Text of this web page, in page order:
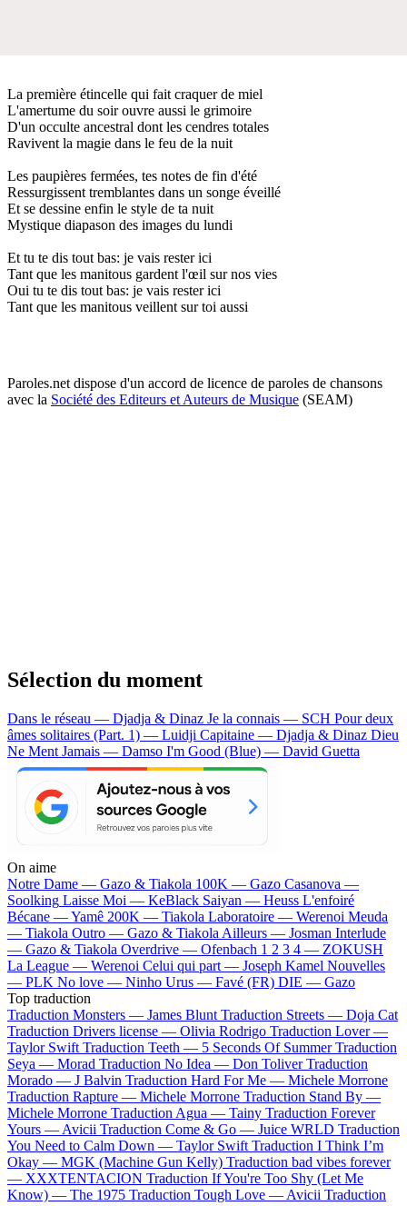
La première étincelle qui fait craquer de miel
L'amertume du soir ouvre aussi le grimoire
D'un occulte ancestral dont les cendres totales
Ravivent la magie dans le feu de la nuit
Les paupières fermées, tes notes de fin d'été
Ressurgissent tremblantes dans un songe éveillé
Et se dessine enfin le style de ta nuit
Mystique diapason des images du lundi
Et tu te dis tout bas: je vais rester ici
Tant que les manitous gardent l'œil sur nos vies
Oui tu te dis tout bas: je vais rester ici
Tant que les manitous veillent sur toi aussi
Paroles.net dispose d'un accord de licence de paroles de chansons
avec la Société des Editeurs et Auteurs de Musique (SEAM)
Sélection du moment
Dans le réseau — Djadja & Dinaz Je la connais — SCH Pour deux
âmes solitaires (Part. 1) — Luidji Capitaine — Djadja & Dinaz Dieu
Ne Ment Jamais — Damso I'm Good (Blue) — David Guetta
On aime
Notre Dame — Gazo & Tiakola 100K — Gazo Casanova —
Soolking Laisse Moi — KeBlack Saiyan — Heuss L'enfoiré
Bécane —Yamê 200K — Tiakola Laboratoire — Werenoi Meuda
— Tiakola Outro — Gazo & Tiakola Ailleurs — Josman Interlude
— Gazo & Tiakola Overdrive — Ofenbach 1 2 3 4 — ZOKUSH
La League — Werenoi Celui qui part — Joseph Kamel Nouvelles
— PLK No love — Ninho Urus — Favé (FR) DIE — Gazo
Top traduction
Traduction Monsters — James Blunt Traduction Streets — Doja Cat
Traduction Drivers license — Olivia Rodrigo Traduction Lover —
Taylor Swift Traduction Teeth — 5 Seconds Of Summer Traduction
Seya — Morad Traduction No Idea — Don Toliver Traduction
Morado — J Balvin Traduction Hard For Me — Michele Morrone
Traduction Rapture — Michele Morrone Traduction Stand By —
Michele Morrone Traduction Agua — Tainy Traduction Forever
Yours — Avicii Traduction Come & Go — Juice WRLD Traduction
You Need to Calm Down — Taylor Swift Traduction I Think I’m
Okay — MGK (Machine Gun Kelly) Traduction bad vibes forever
— XXXTENTACION Traduction If You're Too Shy (Let Me
Know) — The 1975 Traduction Tough Love — Avicii Traduction